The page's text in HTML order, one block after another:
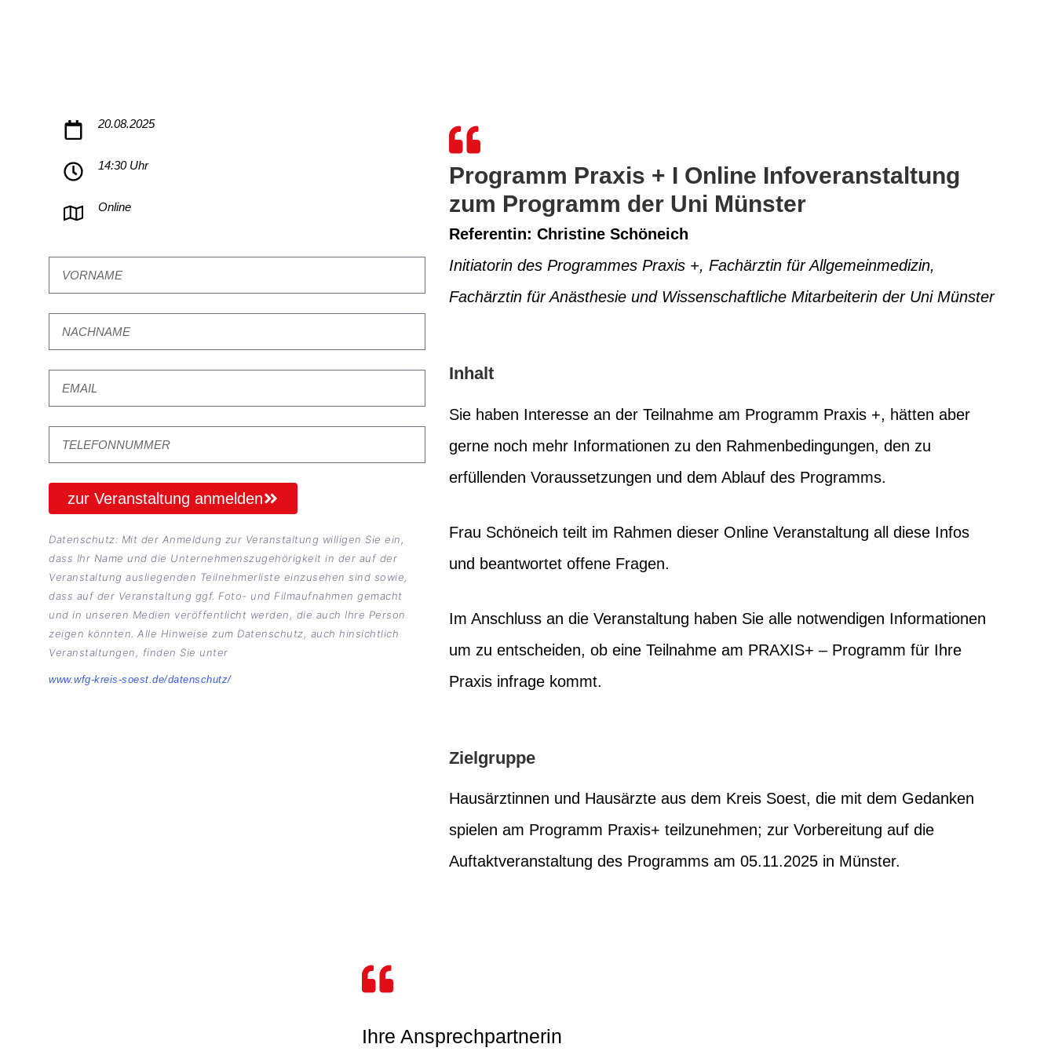
20.08.2025
14:30 Uhr
Online
zur Veranstaltung anmelden
Datenschutz: Mit der Anmeldung zur Veranstaltung willigen Sie ein,
dass Ihr Name und die Unternehmenszugehörigkeit in der auf der
Veranstaltung ausliegenden Teilnehmerliste einzusehen sind sowie,
dass auf der Veranstaltung ggf. Foto- und Filmaufnahmen gemacht
und in unseren Medien veröffentlicht werden, die auch Ihre Person
zeigen könnten. Alle Hinweise zum Datenschutz, auch hinsichtlich
Veranstaltungen, finden Sie unter
www.wfg-kreis-soest.de/datenschutz/
Programm Praxis + I Online Infoveranstaltung
zum Programm der Uni Münster
Referentin: Christine Schöneich
Initiatorin des Programmes Praxis +, Fachärztin für Allgemeinmedizin,
Fachärztin für Anästhesie und Wissenschaftliche Mitarbeiterin der Uni Münster
Inhalt
Sie haben Interesse an der Teilnahme am Programm Praxis +, hätten aber
gerne noch mehr Informationen zu den Rahmenbedingungen, den zu
erfüllenden Voraussetzungen und dem Ablauf des Programms.
Frau Schöneich teilt im Rahmen dieser Online Veranstaltung all diese Infos
und beantwortet offene Fragen.
Im Anschluss an die Veranstaltung haben Sie alle notwendigen Informationen
um zu entscheiden, ob eine Teilnahme am PRAXIS+ – Programm für Ihre
Praxis infrage kommt.
Zielgruppe
Hausärztinnen und Hausärzte aus dem Kreis Soest, die mit dem Gedanken
spielen am Programm Praxis+ teilzunehmen; zur Vorbereitung auf die
Auftaktveranstaltung des Programms am 05.11.2025 in Münster.
Ihre Ansprechpartnerin